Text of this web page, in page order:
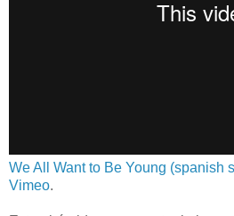
We All Want to Be Young (spanish
Vimeo.